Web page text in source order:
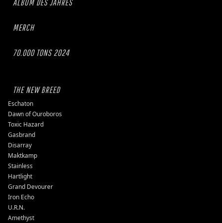
ALBUM DES JAHRES
MERCH
70.000 TONS 2024
THE NEW BREED
Eschaton
Dawn of Ouroboros
Toxic Hazard
Gasbrand
Disarray
Maktkamp
Stainless
Hartlight
Grand Devourer
Iron Echo
U.R.N.
Amethyst